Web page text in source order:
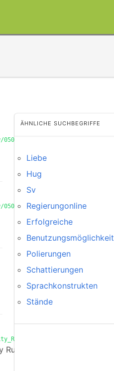
050/t-
050/t-
ÄHNLICHE SUCHBEGRIFFE
Liebe
Hug
Sv
Regierungonline
Erfolgreiche
Benutzungsmöglichkeit
Polierungen
Schattierungen
Sprachkonstrukten
Stände